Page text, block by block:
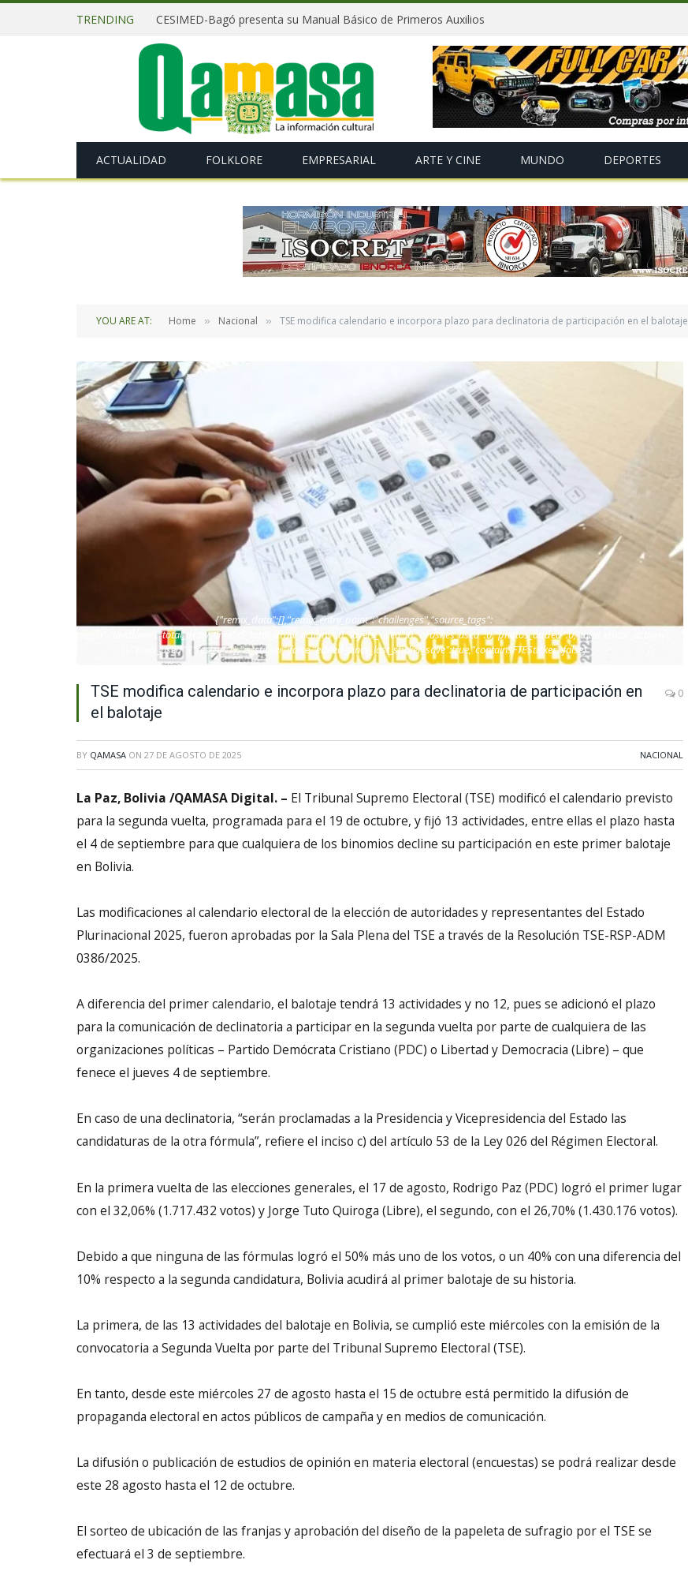
TRENDING CESIMED-Bagó presenta su Manual Básico de Primeros Auxilios
ACTUALIDAD FOLKLORE EMPRESARIAL ARTE Y CINE MUNDO DEPORTES
YOU ARE AT: Home » Nacional » TSE modifica calendario e incorpora plazo para declinatoria de participación en el balotaje
{"remix_data":[],"remix_entry_point":"challenges","source_tags":
["local"],"origin":"unknown","total_draw_time":0,"total_draw_actions":0,"layers_used":0,"brushes_used":0,"photos_added":0,"total_editor_actions":
{},"tools_used":{"resize":1},"is_sticker":false,"edited_since_last_sticker_save":true,"containsFTESticker":false}
TSE modifica calendario e incorpora plazo para declinatoria de participación en
el balotaje
0
BY QAMASA ON 27 DE AGOSTO DE 2025 NACIONAL
La Paz, Bolivia /QAMASA Digital. – El Tribunal Supremo Electoral (TSE) modificó el calendario previsto
para la segunda vuelta, programada para el 19 de octubre, y fijó 13 actividades, entre ellas el plazo hasta
el 4 de septiembre para que cualquiera de los binomios decline su participación en este primer balotaje
en Bolivia.
Las modificaciones al calendario electoral de la elección de autoridades y representantes del Estado
Plurinacional 2025, fueron aprobadas por la Sala Plena del TSE a través de la Resolución TSE-RSP-ADM
0386/2025.
A diferencia del primer calendario, el balotaje tendrá 13 actividades y no 12, pues se adicionó el plazo
para la comunicación de declinatoria a participar en la segunda vuelta por parte de cualquiera de las
organizaciones políticas – Partido Demócrata Cristiano (PDC) o Libertad y Democracia (Libre) – que
fenece el jueves 4 de septiembre.
En caso de una declinatoria, “serán proclamadas a la Presidencia y Vicepresidencia del Estado las
candidaturas de la otra fórmula”, refiere el inciso c) del artículo 53 de la Ley 026 del Régimen Electoral.
En la primera vuelta de las elecciones generales, el 17 de agosto, Rodrigo Paz (PDC) logró el primer lugar
con el 32,06% (1.717.432 votos) y Jorge Tuto Quiroga (Libre), el segundo, con el 26,70% (1.430.176 votos).
Debido a que ninguna de las fórmulas logró el 50% más uno de los votos, o un 40% con una diferencia del
10% respecto a la segunda candidatura, Bolivia acudirá al primer balotaje de su historia.
La primera, de las 13 actividades del balotaje en Bolivia, se cumplió este miércoles con la emisión de la
convocatoria a Segunda Vuelta por parte del Tribunal Supremo Electoral (TSE).
En tanto, desde este miércoles 27 de agosto hasta el 15 de octubre está permitido la difusión de
propaganda electoral en actos públicos de campaña y en medios de comunicación.
La difusión o publicación de estudios de opinión en materia electoral (encuestas) se podrá realizar desde
este 28 agosto hasta el 12 de octubre.
El sorteo de ubicación de las franjas y aprobación del diseño de la papeleta de sufragio por el TSE se
efectuará el 3 de septiembre.